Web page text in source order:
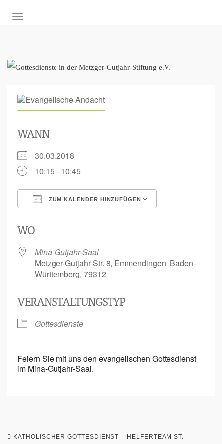
NAVIGATION UMSCHALTEN
WANN
30.03.2018
10:15 - 10:45
ZUM KALENDER HINZUFÜGEN
WO
Mina-Gutjahr-Saal
Metzger-Gutjahr-Str. 8, Emmendingen, Baden-
Württemberg, 79312
VERANSTALTUNGSTYP
Gottesdienste
Feiern Sie mit uns den evangelischen Gottesdienst
im Mina-Gutjahr-Saal.
KATHOLISCHER GOTTESDIENST – HELFERTEAM ST.